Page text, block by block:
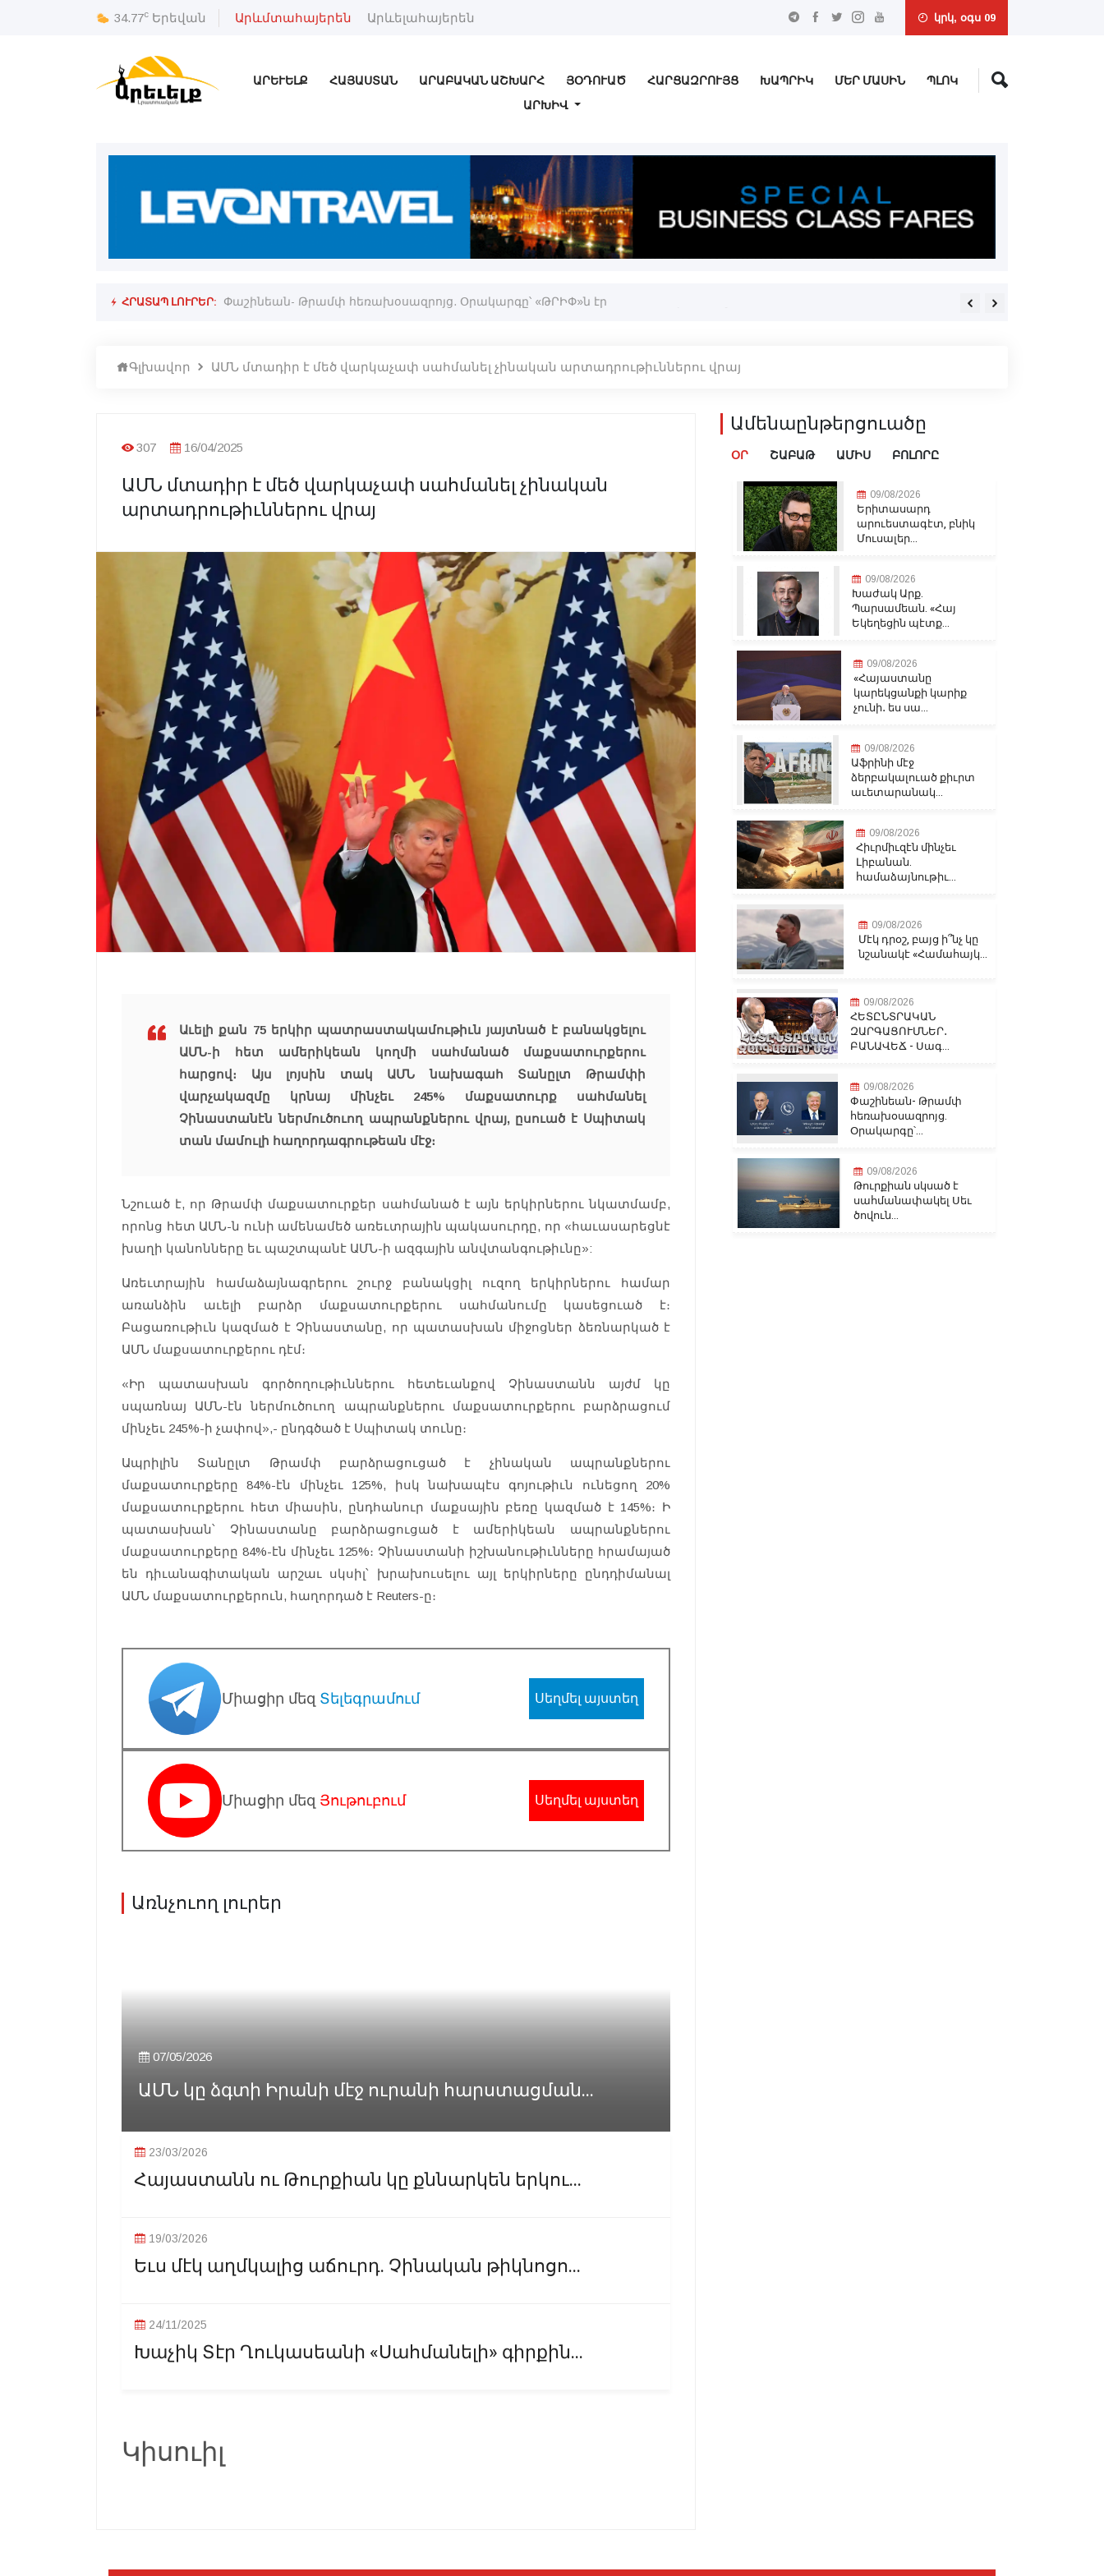
34.77c Երեվան Արևմտահայերեն Արևելահայերեն կրկ, օգս 09
ԱՐԵՒԵԼՔ ՀԱՅԱՍՏԱՆ ԱՐԱԲԱԿԱՆ ԱՇԽԱՐՀ ՅՕԴՈՒԱԾ ՀԱՐՑԱԶՐՈՒՅՑ ԽԱՊՐԻԿ ՄԵՐ ՄԱՍԻՆ
ՊԼՈԿ
ԱՐԽԻՎ
ՀՐԱՏԱՊ ԼՈՒՐԵՐ: Փաշինեան- Թրամփ հեռախօսազրոյց. Օրակարգը՝ «ԹՐԻՓ»ն էր Մէկ դրօշ, բայց ի՞նչ կը
Գլխավոր ԱՄՆ մտադիր է մեծ վարկաչափ սահմանել չինական արտադրութիւններու վրայ
307 16/04/2025
ԱՄՆ մտադիր է մեծ վարկաչափ սահմանել չինական
արտադրութիւններու վրայ
Աւելի քան 75 երկիր պատրաստակամութիւն յայտնած է բանակցելու
ԱՄՆ-ի հետ ամերիկեան կողմի սահմանած մաքսատուրքերու
հարցով։ Այս լոյսին տակ ԱՄՆ նախագահ Տանըլտ Թրամփի
վարչակազմը կրնայ մինչեւ 245% մաքսատուրք սահմանել
Չինաստանէն ներմուծուող ապրանքներու վրայ, ըսուած է Սպիտակ
տան մամուլի հաղորդագրութեան մէջ։
Նշուած է, որ Թրամփ մաքսատուրքեր սահմանած է այն երկիրներու նկատմամբ,
որոնց հետ ԱՄՆ-ն ունի ամենամեծ առեւտրային պակասուրդը, որ «հաւասարեցնէ
խաղի կանոնները եւ պաշտպանէ ԱՄՆ-ի ազգային անվտանգութիւնը»:
Առեւտրային համաձայնագրերու շուրջ բանակցիլ ուզող երկիրներու համար
առանձին աւելի բարձր մաքսատուրքերու սահմանումը կասեցուած է։
Բացառութիւն կազմած է Չինաստանը, որ պատասխան միջոցներ ձեռնարկած է
ԱՄՆ մաքսատուրքերու դէմ։
«Իր պատասխան գործողութիւններու հետեւանքով Չինաստանն այժմ կը
սպառնայ ԱՄՆ-էն ներմուծուող ապրանքներու մաքսատուրքերու բարձրացում
մինչեւ 245%-ի չափով»,- ընդգծած է Սպիտակ տունը։
Ապրիլին Տանըլտ Թրամփ բարձրացուցած է չինական ապրանքներու
մաքսատուրքերը 84%-էն մինչեւ 125%, իսկ նախապէս գոյութիւն ունեցող 20%
մաքսատուրքերու հետ միասին, ընդհանուր մաքսային բեռը կազմած է 145%։ Ի
պատասխան՝ Չինաստանը բարձրացուցած է ամերիկեան ապրանքներու
մաքսատուրքերը 84%-էն մինչեւ 125%։ Չինաստանի իշխանութիւնները հրամայած
են դիւանագիտական ​​արշաւ սկսիլ՝ խրախուսելու այլ երկիրները ընդդիմանալ
ԱՄՆ մաքսատուրքերուն, հաղորդած է Reuters-ը։
Միացիր մեզ Տելեգրամում Սեղմել այստեղ
Միացիր մեզ Յութուբում Սեղմել այստեղ
Առնչուող լուրեր
07/05/2026
ԱՄՆ կը ձգտի Իրանի մէջ ուրանի հարստացման...
23/03/2026
Հայաստանն ու Թուրքիան կը քննարկեն երկու...
19/03/2026
Եւս մէկ աղմկալից աճուրդ. Չինական թիկնոցո...
24/11/2025
Խաչիկ Տէր Ղուկասեանի «Սահմանելի» գիրքին...
Կիսուիլ
Ամենաընթերցուածը
ՕՐ ՇԱԲԱԹ ԱՄԻՍ ԲՈԼՈՐԸ
09/08/2026
Երիտասարդ
արուեստագէտ, բնիկ
Մուսալեր...
09/08/2026
Խաժակ Արք.
Պարսամեան. «Հայ
Եկեղեցին պէտք...
09/08/2026
«Հայաստանը
կարեկցանքի կարիք
չունի․ ես սա...
09/08/2026
Աֆրինի մէջ
ձերբակալուած քիւրտ
աւետարանակ...
09/08/2026
Հիւրմիւզէն մինչեւ
Լիբանան.
համաձայնութիւ...
09/08/2026
Մէկ դրօշ, բայց ի՞նչ կը
նշանակէ «Համահայկ...
09/08/2026
ՀԵՏԸՆՏՐԱԿԱՆ
ԶԱՐԳԱՑՈՒՄՆԵՐ․
ԲԱՆԱՎԵՃ - Սագ...
09/08/2026
Փաշինեան- Թրամփ
հեռախօսազրոյց.
Օրակարգը՝...
09/08/2026
Թուրքիան սկսած է
սահմանափակել Սեւ
ծովուն...